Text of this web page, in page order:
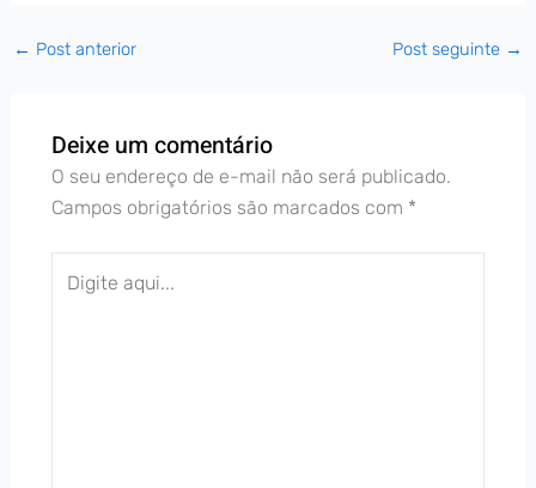
← Post anterior Post seguinte →
Deixe um comentário
O seu endereço de e-mail não será publicado.
Campos obrigatórios são marcados com *
Digite